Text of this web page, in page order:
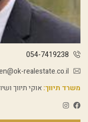
054-7419238
realestate.co.il
משרד תיווך:אוקי תיווך